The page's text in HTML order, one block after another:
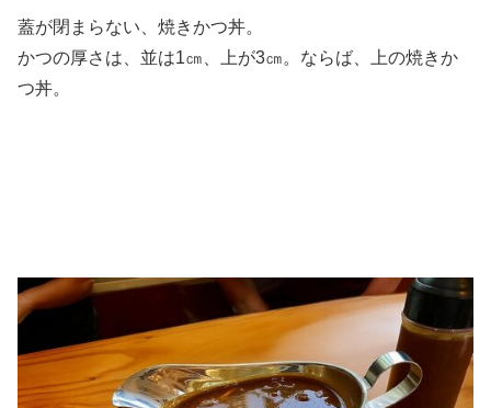
蓋が閉まらない、焼きかつ丼。
かつの厚さは、並は1㎝、上が3㎝。ならば、上の焼きか
つ丼。